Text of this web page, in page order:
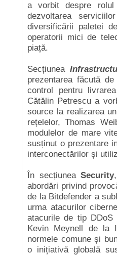
a vorbit despre
dezvoltarea
diversificării paletei
operatorii mici de
piață.
Secțiunea
prezentarea făcută
control pentru
Cătălin Petrescu a
source la realizarea
rețelelor, Thomas
modulelor de mare
susținut o prezentare
interconectărilor și
În secțiuneaSecurity
abordări privind
de la Bitdefender a
urma atacurilor
atacurile de tip
Kevin Meynell de la
normele comune și
o inițiativă globală